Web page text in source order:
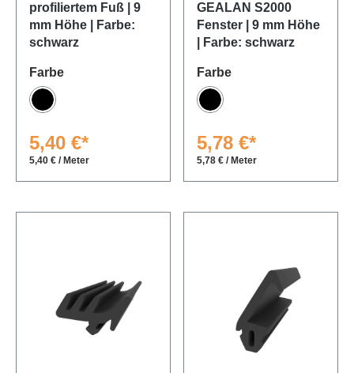
profiliertem Fuß | 9
mm Höhe | Farbe:
schwarz
Farbeauswählen
Schwarz
5,40 €*
5,40 € / Meter
GEALAN S2000
Fenster | 9 mm Höhe
| Farbe: schwarz
Farbeauswählen
Schwarz
5,78 €*
5,78 € / Meter